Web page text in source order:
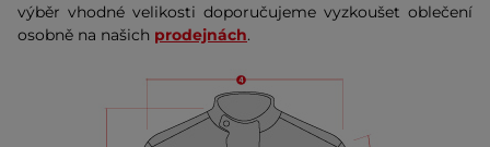
výběr vhodné velikosti doporučujeme vyzkoušet oblečení
osobně na našich prodejnách.